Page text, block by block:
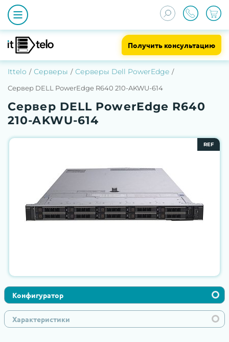
Получить консультацию
Ittelo Серверы Серверы Dell PowerEdge
Сервер DELL PowerEdge R640 210-AKWU-614
Сервер DELL PowerEdge R640
210-AKWU-614
REF
Конфигуратор
Характеристики